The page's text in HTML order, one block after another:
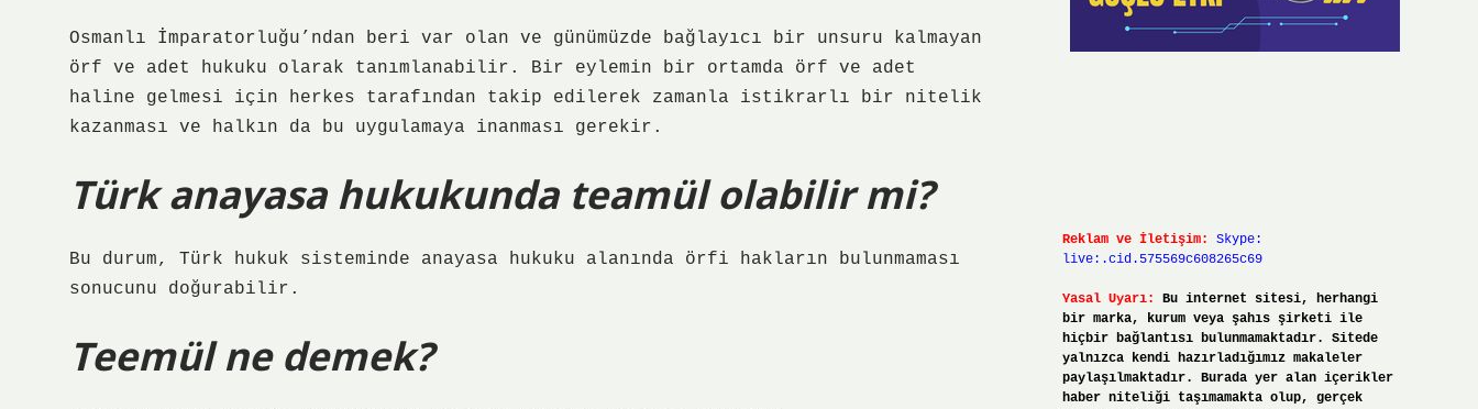
Osmanlı İmparatorluğu’ndan beri var olan ve günümüzde bağlayıcı bir unsuru kalmayan
örf ve adet hukuku olarak tanımlanabilir. Bir eylemin bir ortamda örf ve adet
haline gelmesi için herkes tarafından takip edilerek zamanla istikrarlı bir nitelik
kazanması ve halkın da bu uygulamaya inanması gerekir.
Türk anayasa hukukunda teamül olabilir mi?
Bu durum, Türk hukuk sisteminde anayasa hukuku alanında örfi hakların bulunmaması
sonucunu doğurabilir.
Teemül ne demek?
Reklam ve İletişim:
Skype:
live:.cid.575569c608265c69
Yasal Uyarı:
Bu internet sitesi, herhangi
bir marka, kurum veya şahıs şirketi ile
hiçbir bağlantısı bulunmamaktadır. Sitede
yalnızca kendi hazırladığımız makaleler
paylaşılmaktadır. Burada yer alan içerikler
haber niteliği taşımamakta olup, gerçek